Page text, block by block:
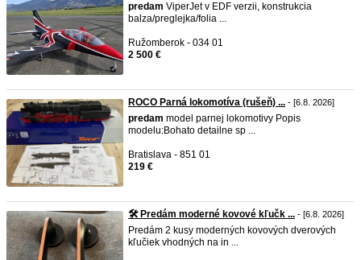
predam ViperJet v EDF verzii, konstrukcia
balza/preglejka/folia ...
Ružomberok - 034 01
2 500 €
ROCO Parná lokomotíva (rušeň) ... - [6.8. 2026]
predam model parnej lokomotivy Popis
modelu:Bohato detailne sp ...
Bratislava - 851 01
219 €
🛠️ Predám moderné kovové kľučk ... - [6.8. 2026]
Predám 2 kusy moderných kovových dverových
kľučiek vhodných na in ...